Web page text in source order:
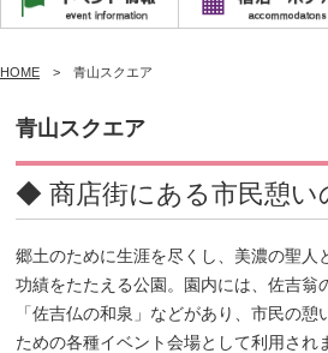
HOME 青山スクエア
青山スクエア
◆ 商店街にある市民憩い
郷土のために生涯を尽くし、美濃の聖人
功績をたたえる公園。園内には、佐吉翁
「佐吉仏の和泉」などがあり、市民の
ための各種イベント会場として利用され